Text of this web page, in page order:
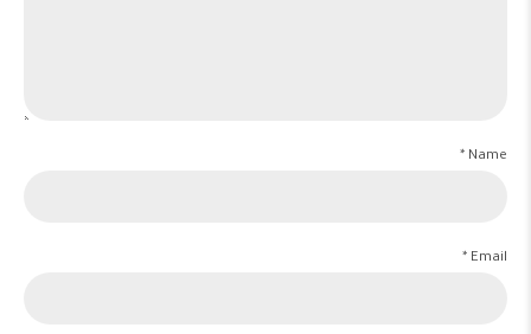
Name *
Email *